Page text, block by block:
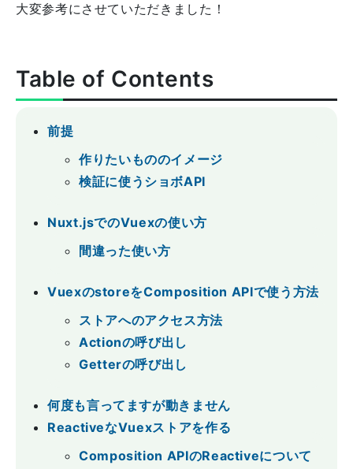
大変参考にさせていただきました！
Table of Contents
前提
作りたいもののイメージ
検証に使うショボAPI
Nuxt.jsでのVuexの使い方
間違った使い方
VuexのstoreをComposition APIで使う方法
ストアへのアクセス方法
Actionの呼び出し
Getterの呼び出し
何度も言ってますが動きません
ReactiveなVuexストアを作る
Composition APIのReactiveについて